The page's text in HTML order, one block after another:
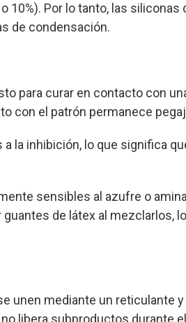
Por lo tanto, las siliconas
de condensación.
para curar en contacto con
con el patrón permanece
la inhibición, lo que significa
sensibles al azufre o
de látex al mezclarlos,
unen mediante un reticulante
libera subproductos durante